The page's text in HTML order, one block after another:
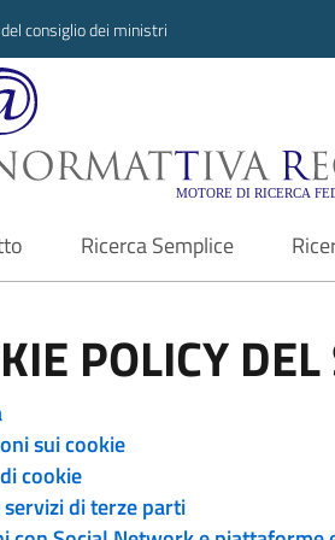
consiglio dei ministri
Ricerca Semplice
POLICY
sui cookie
cookie
di terze parti